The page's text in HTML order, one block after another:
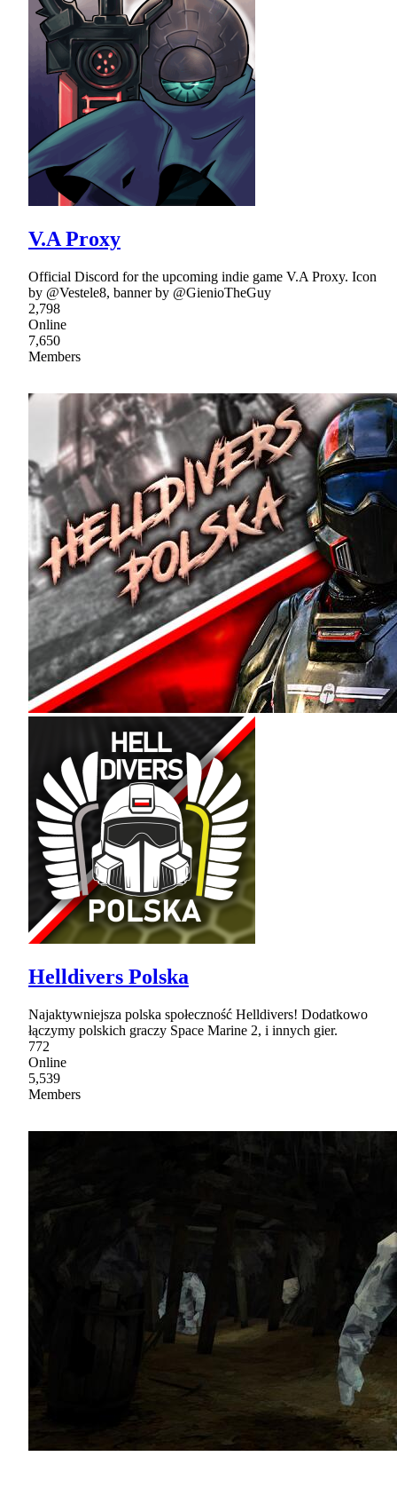
V.A Proxy
Official Discord for the upcoming indie game V.A Proxy. Icon
by @Vestele8, banner by @GienioTheGuy
2,798
Online
7,650
Members
Helldivers Polska
Najaktywniejsza polska społeczność Helldivers! Dodatkowo
łączymy polskich graczy Space Marine 2, i innych gier.
772
Online
5,539
Members